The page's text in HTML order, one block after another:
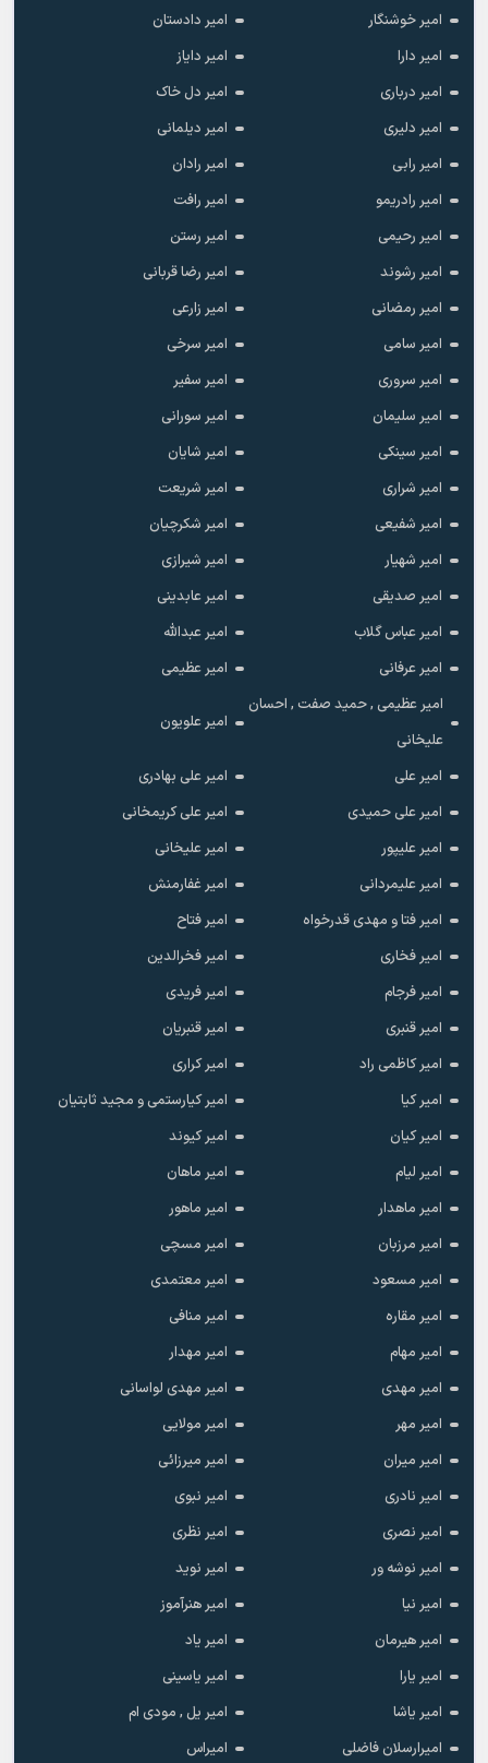
امیر خوشنگار
امیر دادستان
امیر دارا
امیر دایاز
امیر درباری
امیر دل خاک
امیر دلیری
امیر دیلمانی
امیر رابی
امیر رادان
امیر رادریمو
امیر رافت
امیر رحیمی
امیر رستن
امیر رشوند
امیر رضا قربانی
امیر رمضانی
امیر زارعی
امیر سامی
امیر سرخی
امیر سروری
امیر سفیر
امیر سلیمان
امیر سورانی
امیر سینکی
امیر شایان
امیر شراری
امیر شریعت
امیر شفیعی
امیر شکرچیان
امیر شهیار
امیر شیرازی
امیر صدیقی
امیر عابدینی
امیر عباس گلاب
امیر عبدالله
امیر عرفانی
امیر عظیمی
امیر عظیمی , حمید صفت , احسان
علیخانی
امیر علویون
امیر علی
امیر علی بهادری
امیر علی حمیدی
امیر علی کریمخانی
امیر علیپور
امیر علیخانی
امیر علیمردانی
امیر غفارمنش
امیر فتا و مهدی قدرخواه
امیر فتاح
امیر فخاری
امیر فخرالدین
امیر فرجام
امیر فریدی
امیر قنبری
امیر قنبریان
امیر کاظمی راد
امیر کراری
امیر کیا
امیر کیارستمی و مجید ثابتیان
امیر کیان
امیر کیوند
امیر لیام
امیر ماهان
امیر ماهدار
امیر ماهور
امیر مرزبان
امیر مسچی
امیر مسعود
امیر معتمدی
امیر مقاره
امیر منافی
امیر مهام
امیر مهدار
امیر مهدی
امیر مهدی لواسانی
امیر مهر
امیر مولایی
امیر میران
امیر میرزائی
امیر نادری
امیر نبوی
امیر نصری
امیر نظری
امیر نوشه ور
امیر نوید
امیر نیا
امیر هنرآموز
امیر هیرمان
امیر یاد
امیر یارا
امیر یاسینی
امیر یاشا
امیر یل , مودی ام
امیرارسلان فاضلی
امیراس